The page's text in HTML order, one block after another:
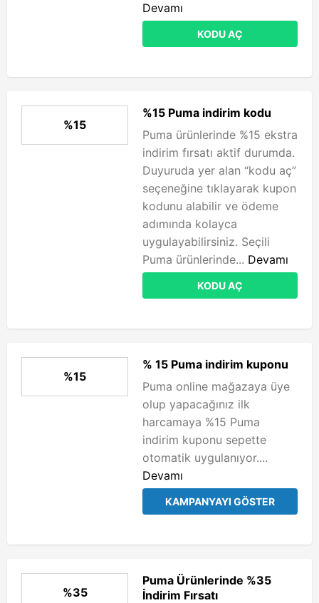
Devamı
KODU AÇ
%15
%15 Puma indirim kodu
Puma ürünlerinde %15 ekstra
indirim fırsatı aktif durumda.
Duyuruda yer alan “kodu aç”
seçeneğine tıklayarak kupon
kodunu alabilir ve ödeme
adımında kolayca
uygulayabilirsiniz. Seçili
Puma ürünlerinde... Devamı
KODU AÇ
%15
% 15 Puma indirim kuponu
Puma online mağazaya üye
olup yapacağınız ilk
harcamaya %15 Puma
indirim kuponu sepette
otomatik uygulanıyor....
Devamı
KAMPANYAYI GÖSTER
%35
Puma Ürünlerinde %35
İndirim Fırsatı